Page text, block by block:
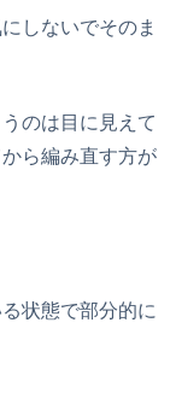
しないでそのま
のは目に見えて
ら編み直す方が
状態で部分的に